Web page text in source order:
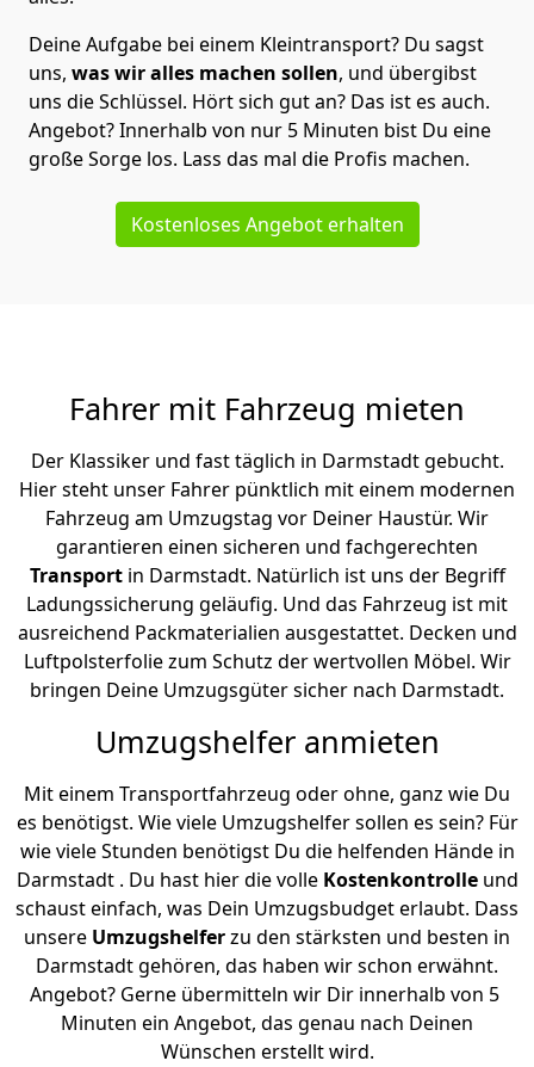
Deine Aufgabe bei einem Kleintransport? Du sagst
uns, was wir alles machen sollen, und übergibst
uns die Schlüssel. Hört sich gut an? Das ist es auch.
Angebot? Innerhalb von nur 5 Minuten bist Du eine
große Sorge los. Lass das mal die Profis machen.
Kostenloses Angebot erhalten
Fahrer mit Fahrzeug mieten
Der Klassiker und fast täglich in Darmstadt gebucht.
Hier steht unser Fahrer pünktlich mit einem modernen
Fahrzeug am Umzugstag vor Deiner Haustür. Wir
garantieren einen sicheren und fachgerechten
Transportin Darmstadt. Natürlich ist uns der Begriff
Ladungssicherung geläufig. Und das Fahrzeug ist mit
ausreichend Packmaterialien ausgestattet. Decken und
Luftpolsterfolie zum Schutz der wertvollen Möbel. Wir
bringen Deine Umzugsgüter sicher nach Darmstadt.
Umzugshelfer anmieten
Mit einem Transportfahrzeug oder ohne, ganz wie Du
es benötigst. Wie viele Umzugshelfer sollen es sein? Für
wie viele Stunden benötigst Du die helfenden Hände in
Darmstadt . Du hast hier die volle Kostenkontrolleund
schaust einfach, was Dein Umzugsbudget erlaubt. Dass
unsere Umzugshelferzu den stärksten und besten in
Darmstadt gehören, das haben wir schon erwähnt.
Angebot? Gerne übermitteln wir Dir innerhalb von 5
Minuten ein Angebot, das genau nach Deinen
Wünschen erstellt wird.